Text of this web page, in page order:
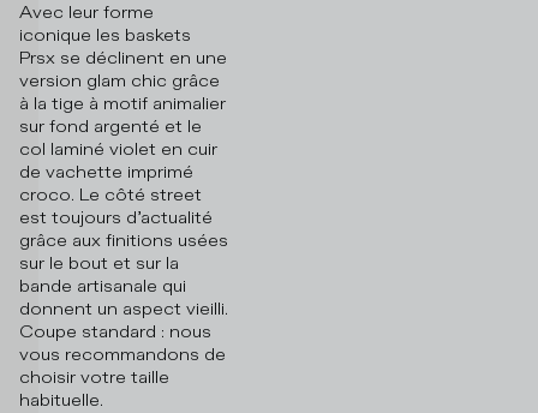
Avec leur forme
iconique les baskets
Prsx se déclinent en une
version glam chic grâce
à la tige à motif animalier
sur fond argenté et le
col laminé violet en cuir
de vachette imprimé
croco. Le côté street
est toujours d’actualité
grâce aux finitions usées
sur le bout et sur la
bande artisanale qui
donnent un aspect vieilli.
Coupe standard : nous
vous recommandons de
choisir votre taille
habituelle.